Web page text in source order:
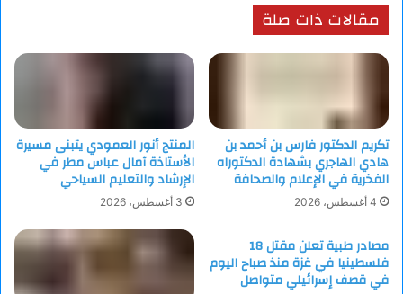
مقالات ذات صلة
تكريم الدكتور فارس بن أحمد بن
هادي الهاجري بشهادة الدكتوراه
الفخرية في الإعلام والصحافة
4 أغسطس، 2026
المنتج أنور العمودي يتبنى مسيرة
الأستاذة آمال عباس مطر في
الإرشاد والتعليم السياحي
3 أغسطس، 2026
مصادر طبية تعلن مقتل 18
فلسطينيا في غزة منذ صباح اليوم
في قصف إسرائيلي متواصل